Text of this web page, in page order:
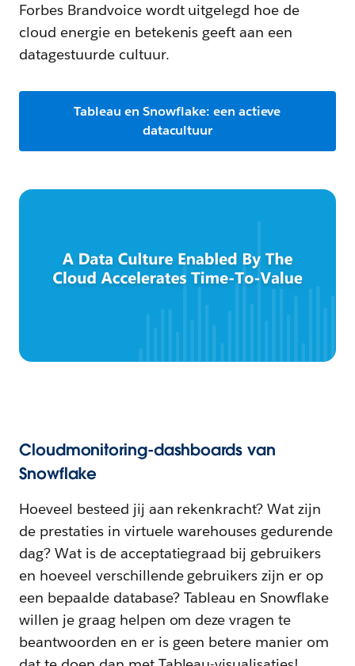
Forbes Brandvoice wordt uitgelegd hoe de
cloud energie en betekenis geeft aan een
datagestuurde cultuur.
Tableau en Snowflake: een actieve
datacultuur
Cloudmonitoring-dashboards van
Snowflake
Hoeveel besteed jij aan rekenkracht? Wat zijn
de prestaties in virtuele warehouses gedurende
dag? Wat is de acceptatiegraad bij gebruikers
en hoeveel verschillende gebruikers zijn er op
een bepaalde database? Tableau en Snowflake
willen je graag helpen om deze vragen te
beantwoorden en er is geen betere manier om